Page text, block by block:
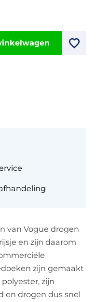
van Vogue drogen
en zijn daarom
zijn gemaakt
zijn
en drogen dus snel